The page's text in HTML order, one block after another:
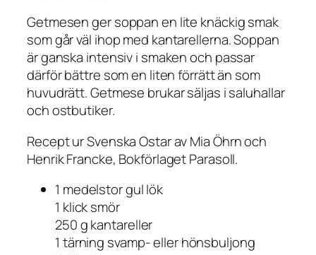
Getmesen ger soppan en lite knäckig smak
som går väl ihop med kantarellerna. Soppan
är ganska intensiv i smaken och passar
därför bättre som en liten förrätt än som
huvudrätt. Getmese brukar säljas i saluhallar
och ostbutiker.
Recept ur Svenska Ostar av Mia Öhrn och
Henrik Francke, Bokförlaget Parasoll.
1 medelstor gul lök
1 klick smör
250 g kantareller
1 tärning svamp- eller hönsbuljong